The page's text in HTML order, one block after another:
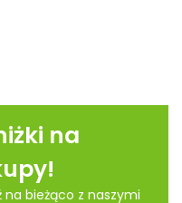
na
na bieżąco z naszymi